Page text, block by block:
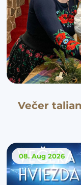
Večer
08. Aug 2026